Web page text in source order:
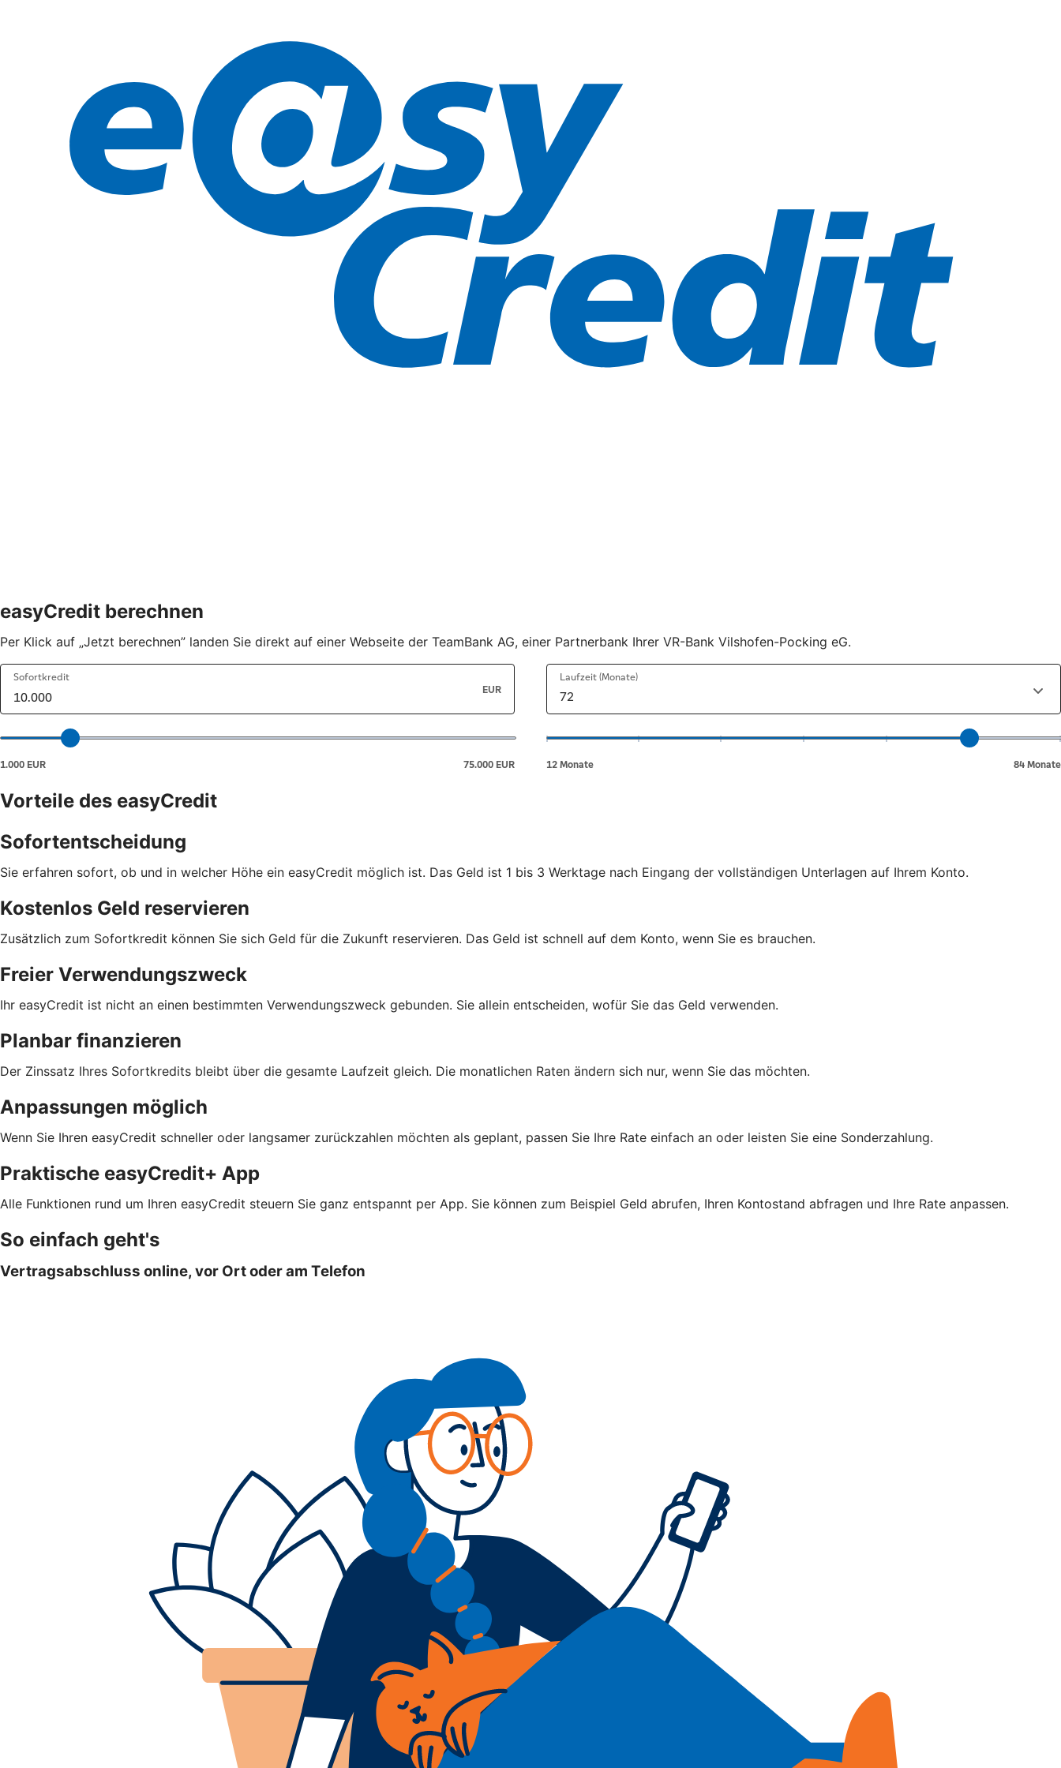
easyCredit berechnen
Per Klick auf „Jetzt berechnen” landen Sie direkt auf einer Webseite der TeamBank AG, einer Partnerbank Ihrer VR-Bank Vilshofen-Pocking eG.
Vorteile des easyCredit
Sofortentscheidung
Sie erfahren sofort, ob und in welcher Höhe ein easyCredit möglich ist. Das Geld ist 1 bis 3 Werktage nach Eingang der vollständigen Unterlagen auf Ihrem Konto.
Kostenlos Geld reservieren
Zusätzlich zum Sofortkredit können Sie sich Geld für die Zukunft reservieren. Das Geld ist schnell auf dem Konto, wenn Sie es brauchen.
Freier Verwendungszweck
Ihr easyCredit ist nicht an einen bestimmten Verwendungszweck gebunden. Sie allein entscheiden, wofür Sie das Geld verwenden.
Planbar finanzieren
Der Zinssatz Ihres Sofortkredits bleibt über die gesamte Laufzeit gleich. Die monatlichen Raten ändern sich nur, wenn Sie das möchten.
Anpassungen möglich
Wenn Sie Ihren easyCredit schneller oder langsamer zurückzahlen möchten als geplant, passen Sie Ihre Rate einfach an oder leisten Sie eine Sonderzahlung.
Praktische easyCredit+ App
Alle Funktionen rund um Ihren easyCredit steuern Sie ganz entspannt per App. Sie können zum Beispiel Geld abrufen, Ihren Kontostand abfragen und Ihre Rate anpassen.
So einfach geht's
Vertragsabschluss online, vor Ort oder am Telefon